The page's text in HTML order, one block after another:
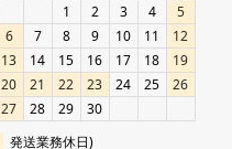
1
2 3 4
5
6
7 8 9 10 11
12
13
14 15 16 17 18
19
20
21 22 23 24 25
26
27
28 29
30
発送業務休日)